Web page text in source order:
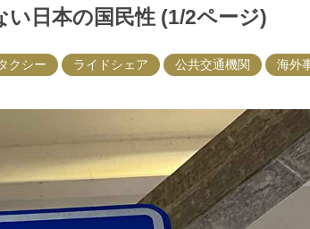
日本の国民性 (1/2ページ)
クシー ライドシェア 公共交通機関 海外